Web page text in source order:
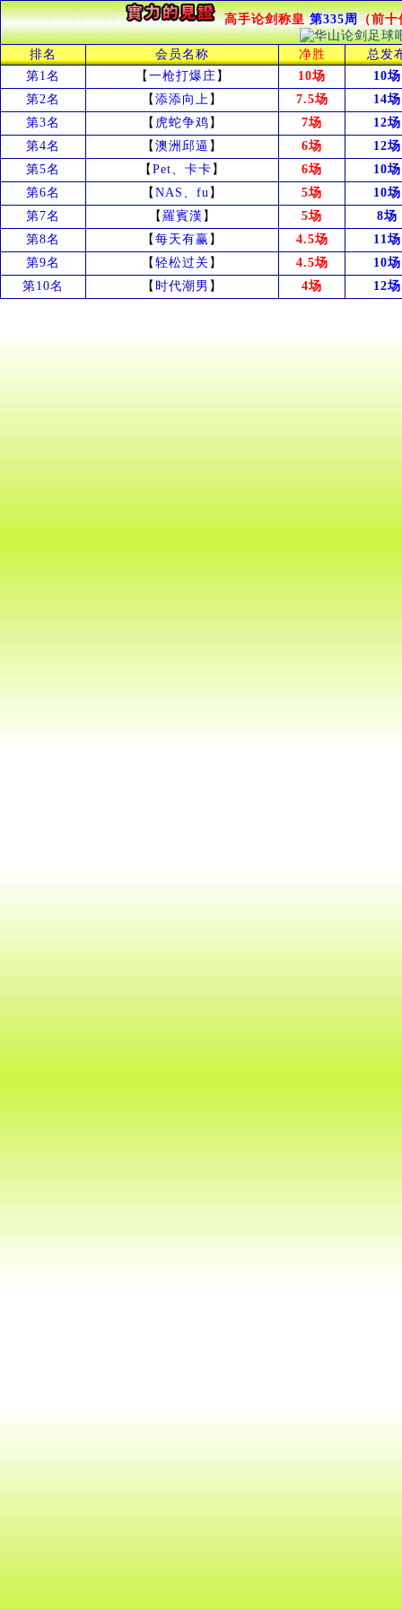
高手论剑称皇第335周（前十
排名 会员名称 净胜
总发
第1名
【 一枪打爆庄 】 10场
10场
第2名
【 添添向上 】 7.5场
14场
第3名
【 虎蛇争鸡 】 7场
12场
第4名
【 澳洲邱逼 】 6场
12场
第5名
【 Pet、卡卡 】 6场
10场
第6名
【 NAS、fu 】 5场
10场
第7名
【 羅賓漢 】 5场
8场
第8名
【 每天有赢 】 4.5场
11场
第9名
【 轻松过关 】 4.5场
10场
第10名
【 时代潮男 】 4场 12场